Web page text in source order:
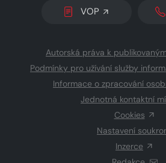
VOP
Autorská práva k
Podmínky pro užívání služby
Informace o zpracování
Jednotná kontaktní
Cookies
Nastavení
Inzerce